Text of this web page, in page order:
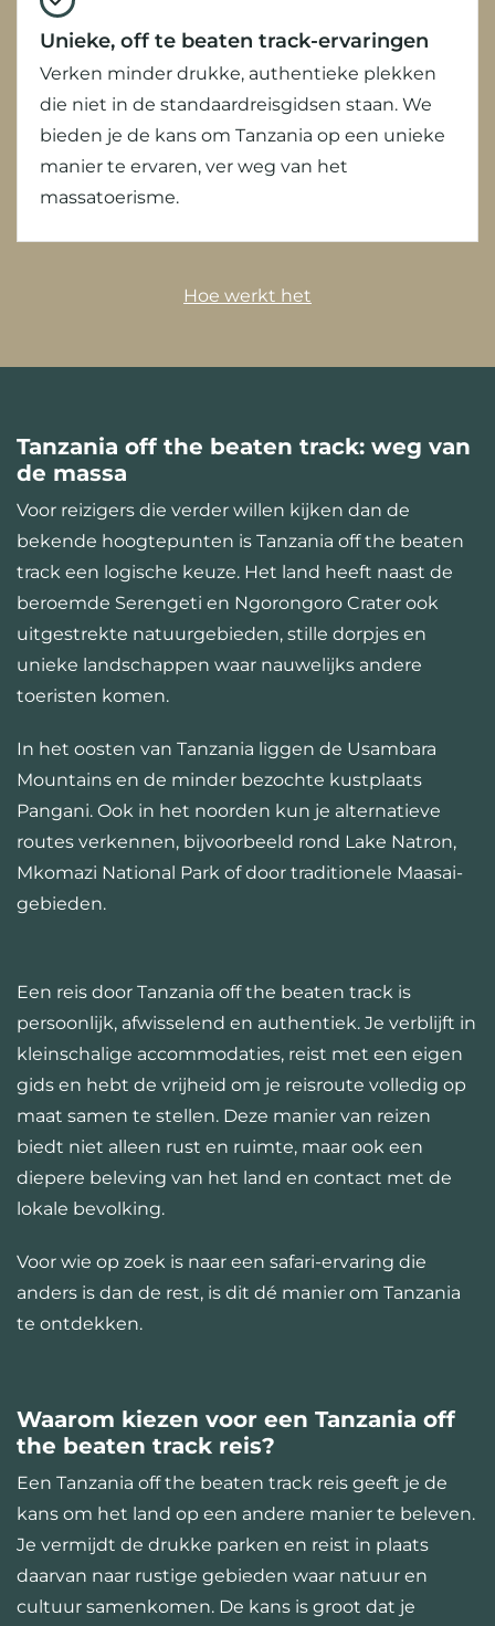
Unieke, off te beaten track-ervaringen
Verken minder drukke, authentieke plekken
die niet in de standaardreisgidsen staan. We
bieden je de kans om Tanzania op een unieke
manier te ervaren, ver weg van het
massatoerisme.
Hoe werkt het
Tanzania off the beaten track: weg van
de massa
Voor reizigers die verder willen kijken dan de
bekende hoogtepunten is Tanzania off the beaten
track een logische keuze. Het land heeft naast de
beroemde Serengeti en Ngorongoro Crater ook
uitgestrekte natuurgebieden, stille dorpjes en
unieke landschappen waar nauwelijks andere
toeristen komen.
In het oosten van Tanzania liggen de Usambara
Mountains en de minder bezochte kustplaats
Pangani. Ook in het noorden kun je alternatieve
routes verkennen, bijvoorbeeld rond Lake Natron,
Mkomazi National Park of door traditionele Maasai-
gebieden.
Een reis door Tanzania off the beaten track is
persoonlijk, afwisselend en authentiek. Je verblijft in
kleinschalige accommodaties, reist met een eigen
gids en hebt de vrijheid om je reisroute volledig op
maat samen te stellen. Deze manier van reizen
biedt niet alleen rust en ruimte, maar ook een
diepere beleving van het land en contact met de
lokale bevolking.
Voor wie op zoek is naar een safari-ervaring die
anders is dan de rest, is dit dé manier om Tanzania
te ontdekken.
Waarom kiezen voor een Tanzania off
the beaten track reis?
Een Tanzania off the beaten track reis geeft je de
kans om het land op een andere manier te beleven.
Je vermijdt de drukke parken en reist in plaats
daarvan naar rustige gebieden waar natuur en
cultuur samenkomen. De kans is groot dat je